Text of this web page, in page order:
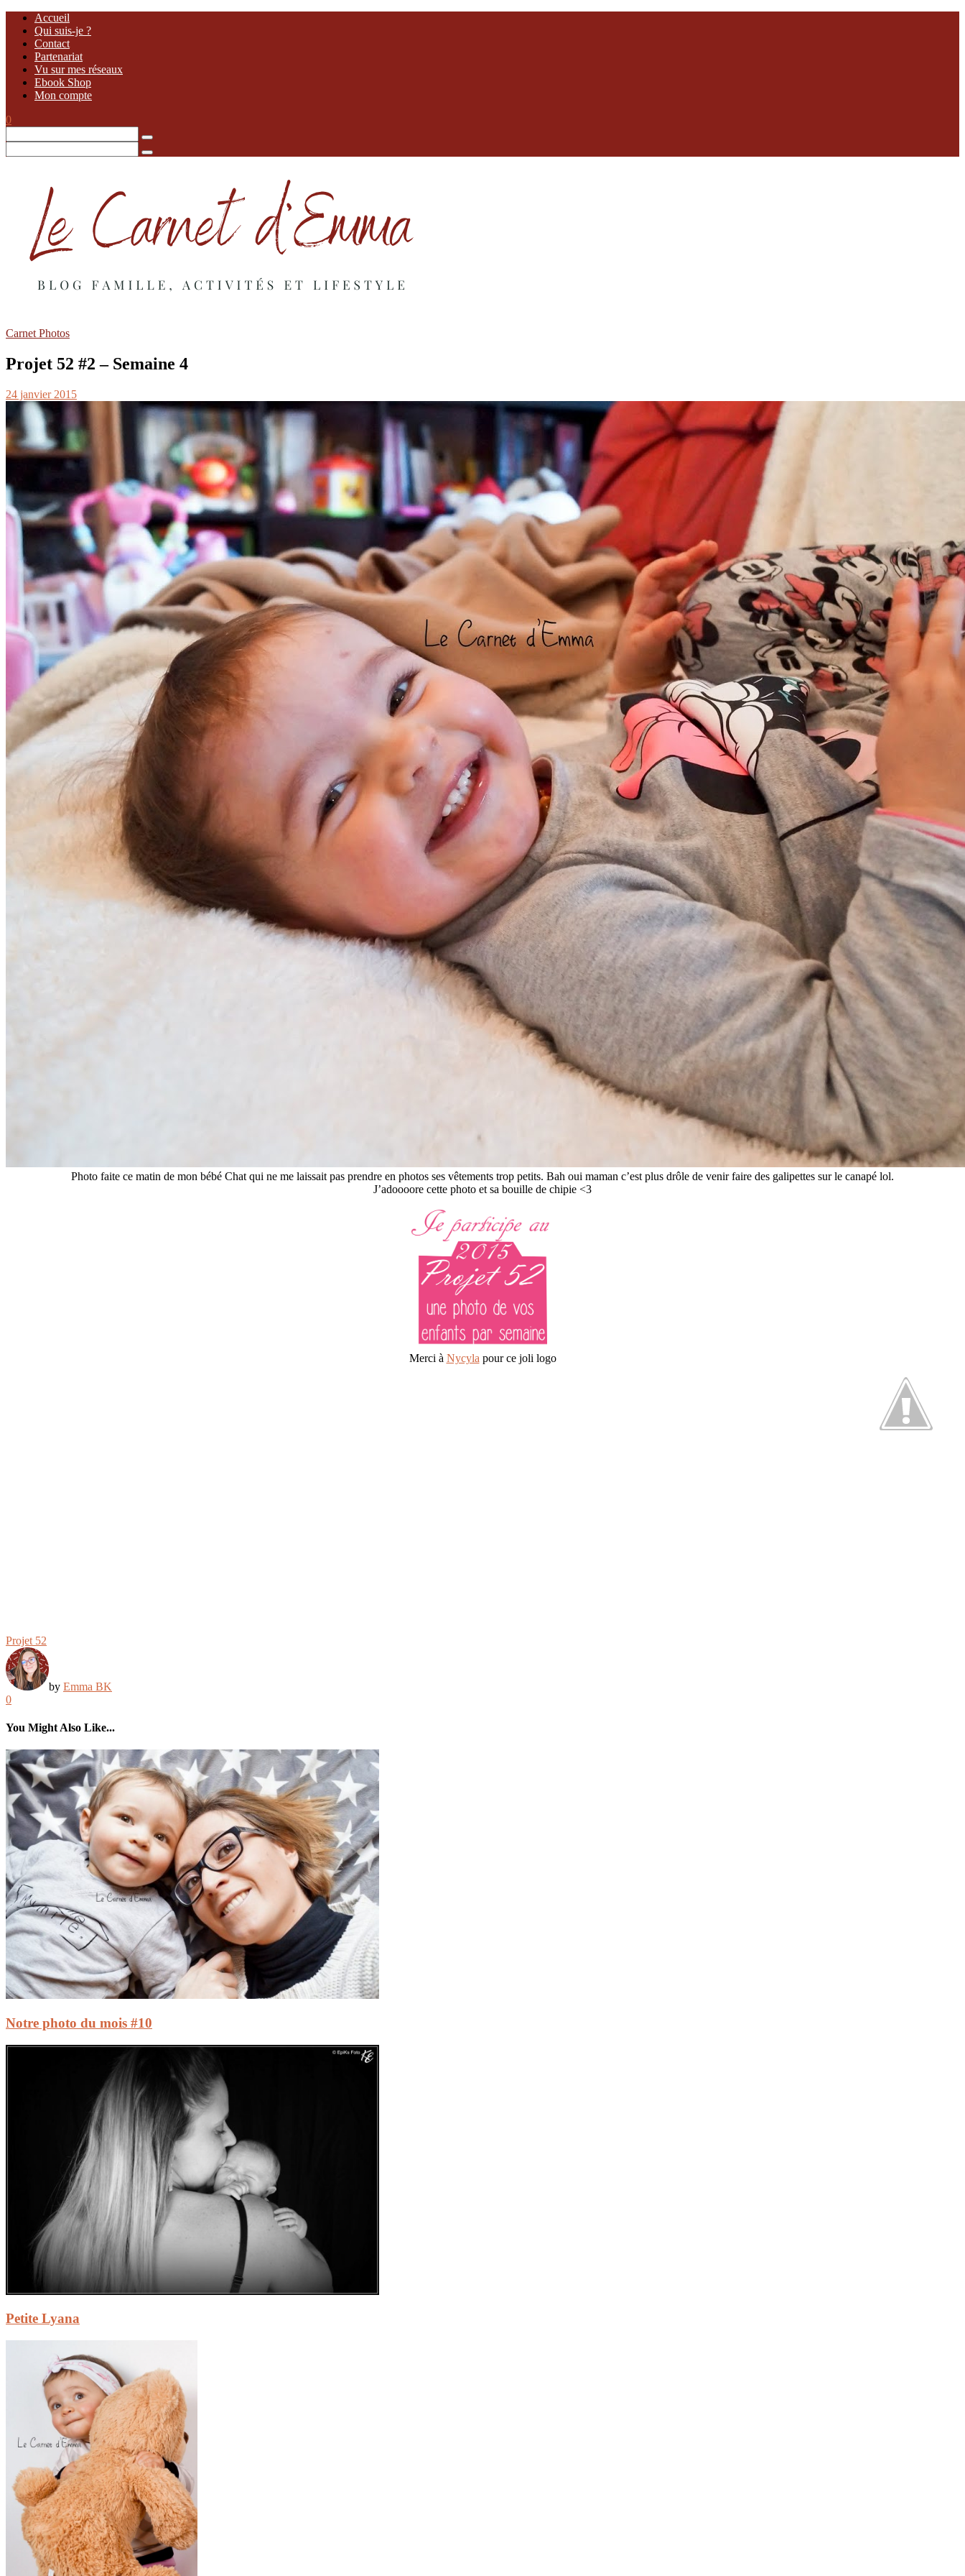
Accueil
Qui suis-je ?
Contact
Partenariat
Vu sur mes réseaux
Ebook Shop
Mon compte
0
Carnet Photos
Projet 52 #2 – Semaine 4
24 janvier 2015
Photo faite ce matin de mon bébé Chat qui ne me laissait pas prendre en photos ses vêtements trop petits. Bah oui maman c’est plus drôle de venir faire des galipettes sur le canapé lol.
J’adoooore cette photo et sa bouille de chipie <3
Merci à Nycyla pour ce joli logo
Projet 52
by Emma BK
0
You Might Also Like...
Notre photo du mois #10
Petite Lyana